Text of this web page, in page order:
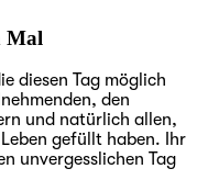
Mal
diesen Tag möglich
den
und natürlich allen,
gefüllt haben. Ihr
unvergesslichen Tag